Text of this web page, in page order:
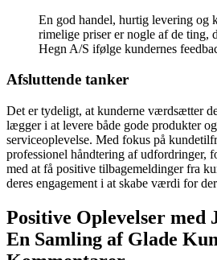
En god handel, hurtig levering og
rimelige priser er nogle af de ting,
Hegn A/S ifølge kundernes
Afsluttende tanker
Det er tydeligt, at kunderne værdsætter
lægger i at levere både gode produkter
serviceoplevelse. Med fokus på
professionel håndtering af udfordringer,
med at få positive tilbagemeldinger fra
deres engagement i at skabe værdi for
Positive Oplevelser med
En Samling af Glade